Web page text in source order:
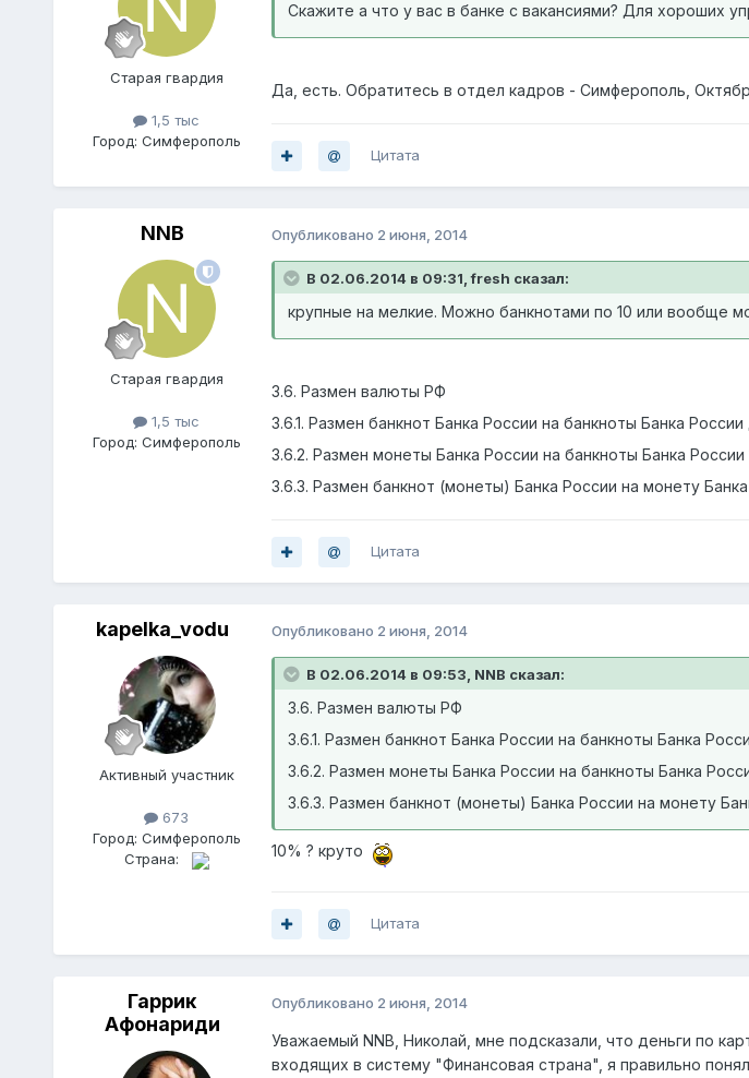
Старая гвардия
1,5 тыс
Город: Симферополь
Скажите а что у вас в банке с вакансиями? Для хороших
Да, есть. Обратитесь в отдел кадров - Симферополь,
Цитата
NNB
Старая гвардия
1,5 тыс
Город: Симферополь
Опубликовано 2 июня, 2014
В 02.06.2014 в 09:31, fresh сказал:
крупные на мелкие. Можно банкнотами по 10 или вообще
3.6. Размен валюты РФ
3.6.1. Размен банкнот Банка России на банкноты Банка
3.6.2. Размен монеты Банка России на банкноты Банка
3.6.3. Размен банкнот (монеты) Банка России на монету
Цитата
kapelka_vodu
Активный участник
673
Город: Симферополь
Страна:
Опубликовано 2 июня, 2014
В 02.06.2014 в 09:53, NNB сказал:
3.6. Размен валюты РФ
3.6.1. Размен банкнот Банка России на банкноты Банка
3.6.2. Размен монеты Банка России на банкноты Банка
3.6.3. Размен банкнот (монеты) Банка России на монету
10% ? круто
Цитата
Гаррик
Афонариди
Опубликовано 2 июня, 2014
Уважаемый NNB, Николай, мне подсказали, что деньги по
входящих в систему "Финансовая страна", я правильно